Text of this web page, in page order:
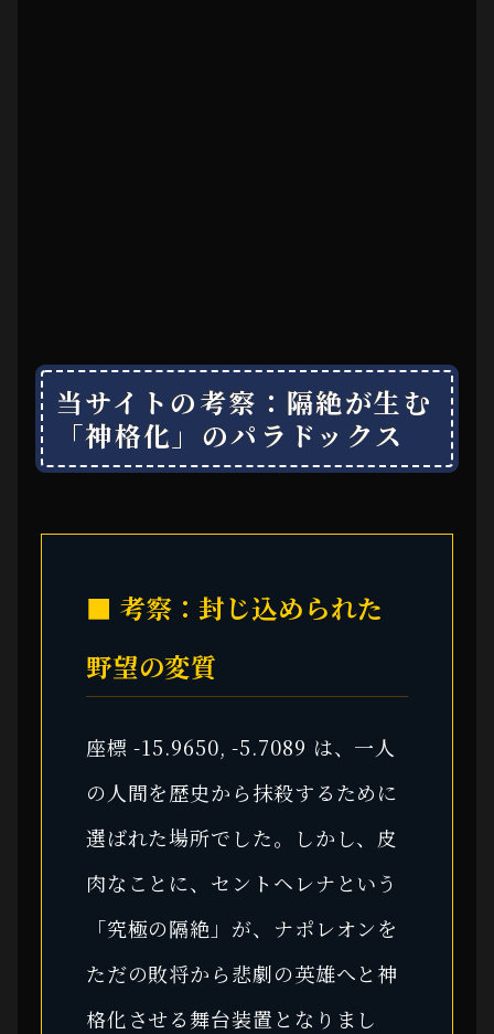
当サイトの考察：隔絶が生む
「神格化」のパラドックス
■ 考察：封じ込められた
野望の変質
座標 -15.9650, -5.7089 は、一人
の人間を歴史から抹殺するために
選ばれた場所でした。しかし、皮
肉なことに、セントヘレナという
「究極の隔絶」が、ナポレオンを
ただの敗将から悲劇の英雄へと神
格化させる舞台装置となりまし